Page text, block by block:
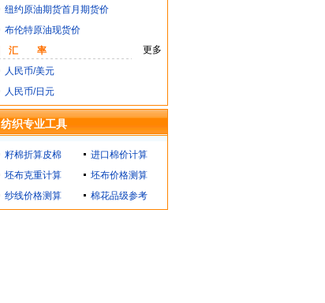
纽约原油期货首月期货价
布伦特原油现货价
汇 率
更多
人民币/美元
人民币/日元
纺织专业工具
籽棉折算皮棉
进口棉价计算
坯布克重计算
坯布价格测算
纱线价格测算
棉花品级参考